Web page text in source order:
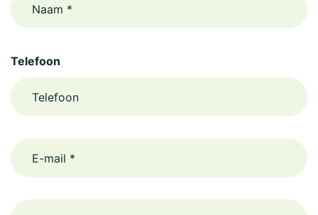
Telefoon
email
Woonplaats